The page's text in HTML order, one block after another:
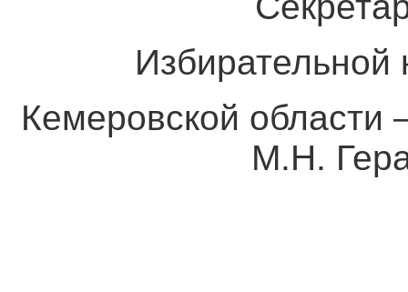
Избирательной
Кемеровской
М.Н.